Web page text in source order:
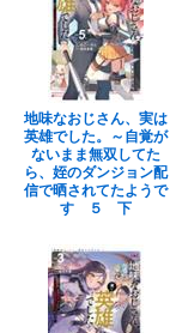
地味なおじさん、実は
英雄でした。～自覚が
ないまま無双してた
ら、姪のダンジョン配
信で晒されてたようで
す ５ 下